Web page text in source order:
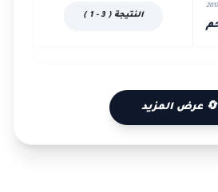
النتيجة ( 3 - 1 )
🔄 عرض المزيد